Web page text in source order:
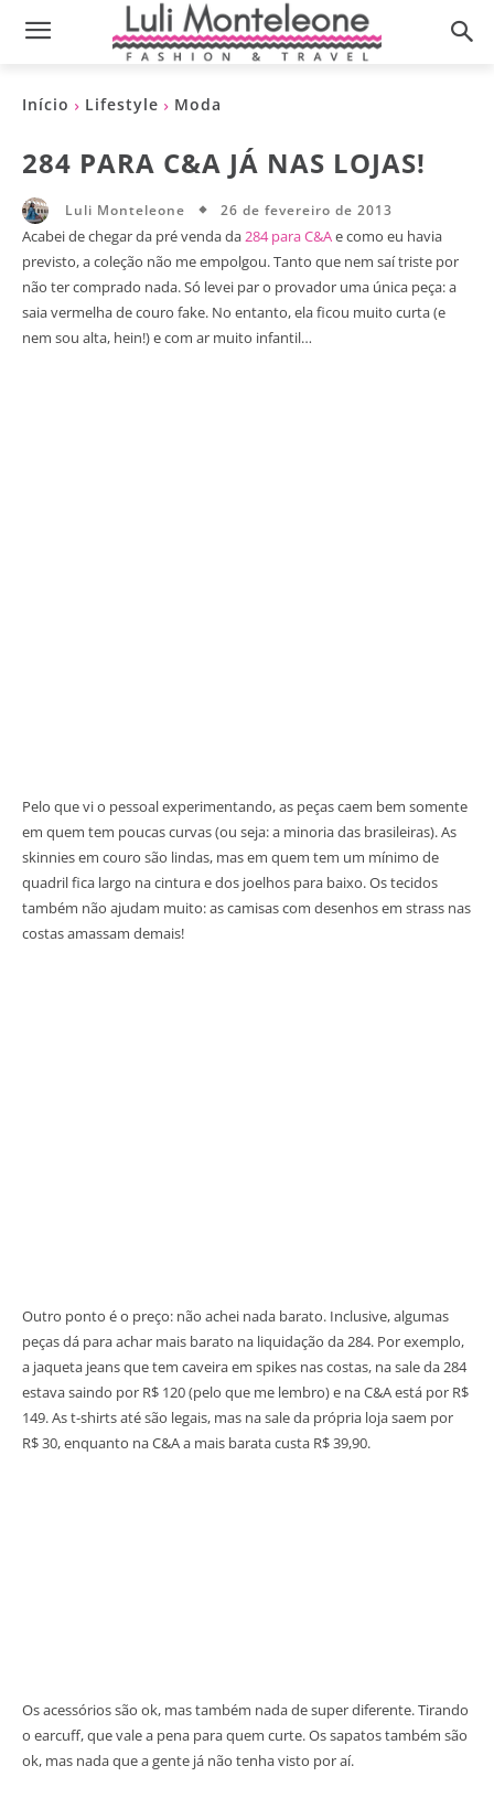
Início Lifestyle Moda
284 PARA C&A JÁ NAS LOJAS!
Luli Monteleone 26 de fevereiro de 2013
Acabei de chegar da pré venda da284 para C&Ae como eu havia
previsto, a coleção não me empolgou. Tanto que nem saí triste por
não ter comprado nada. Só levei par o provador uma única peça: a
saia vermelha de couro fake. No entanto, ela ficou muito curta (e
nem sou alta, hein!) e com ar muito infantil…
Pelo que vi o pessoal experimentando, as peças caem bem somente
em quem tem poucas curvas (ou seja: a minoria das brasileiras). As
skinnies em couro são lindas, mas em quem tem um mínimo de
quadril fica largo na cintura e dos joelhos para baixo. Os tecidos
também não ajudam muito: as camisas com desenhos em strass nas
costas amassam demais!
Outro ponto é o preço: não achei nada barato. Inclusive, algumas
peças dá para achar mais barato na liquidação da 284. Por exemplo,
a jaqueta jeans que tem caveira em spikes nas costas, na sale da 284
estava saindo por R$ 120 (pelo que me lembro) e na C&A está por R$
149. As t-shirts até são legais, mas na sale da própria loja saem por
R$ 30, enquanto na C&A a mais barata custa R$ 39,90.
Os acessórios são ok, mas também nada de super diferente. Tirando
o earcuff, que vale a pena para quem curte. Os sapatos também são
ok, mas nada que a gente já não tenha visto por aí.